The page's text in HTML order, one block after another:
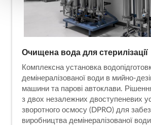
Очищена вода для стерилізації
Комплексна установка
демінералізованої води в мийно-
машини та парові автоклави.
з двох незалежних двоступеневих
зворотного осмосу (DPRO) для
виробництва демінералізованої